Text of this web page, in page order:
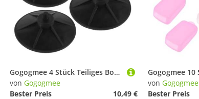
Gogogmee 4 Stück Teiliges Boxsack Saugnapf Basis aus Robustem Gummi rutschfeste Halterung für Punch Bag Stand Stoßabsorbierend und Tragbar für Effektives Boxtraining
von Gogogmee
Bester Preis
10,49 €
von Gogogmee
Bester Preis